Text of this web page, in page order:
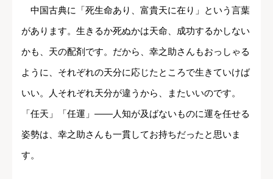
中国古典に「死生命あり、富貴天に在り」という言葉
があります。生きるか死ぬかは天命、成功するかしない
かも、天の配剤です。だから、幸之助さんもおっしゃる
ように、それぞれの天分に応じたところで生きていけば
いい。人それぞれ天分が違うから、またいいのです。
「任天」「任運」――人知が及ばないものに運を任せる
姿勢は、幸之助さんも一貫してお持ちだったと思いま
す。